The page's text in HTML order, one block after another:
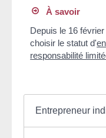
À savoir
Depuis le 16
choisir le statut d'
responsabilité
Entrepreneur